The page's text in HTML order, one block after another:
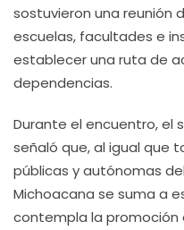
sostuvieron una reunión
escuelas, facultades e
establecer una ruta de
dependencias.
Durante el encuentro, el
señaló que, al igual que
públicas y autónomas
Michoacana se suma a
contempla la promoción